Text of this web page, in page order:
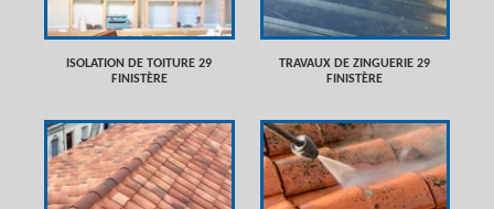
ISOLATION DE TOITURE 29
FINISTÈRE
TRAVAUX DE ZINGUERIE 29
FINISTÈRE